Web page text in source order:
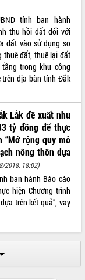
tỉnh ban hành
thu hồi đất đối với
đất vào sử dụng so
thuê đất, thuê lại đất
trong khu công
trên địa bàn tỉnh Đắk
Lắk đề xuất nhu
tỷ đồng để thực
“Mở rộng quy mô
nông thôn dựa
2018, 18:02)
ban hành Báo cáo
hiện Chương trình
trên kết quả”, vay